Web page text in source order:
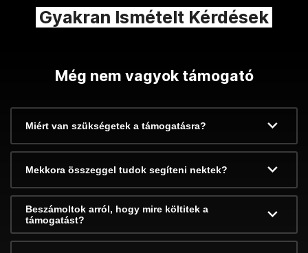
Gyakran Ismételt Kérdések
Még nem vagyok támogató
Miért van szükségetek a támogatásra?
Mekkora összeggel tudok segíteni nektek?
Beszámoltok arról, hogy mire költitek a
támogatást?